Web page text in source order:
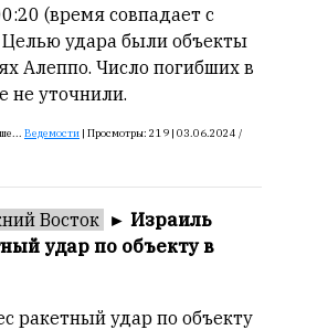
(время совпадает с
Целью удара были объекты
Алеппо. Число погибших в
не уточнили.
Ведемости | Просмотры: 219 | 03.06.2024 /
Восток ► Израиль
удар по объекту в
ракетный удар по объекту